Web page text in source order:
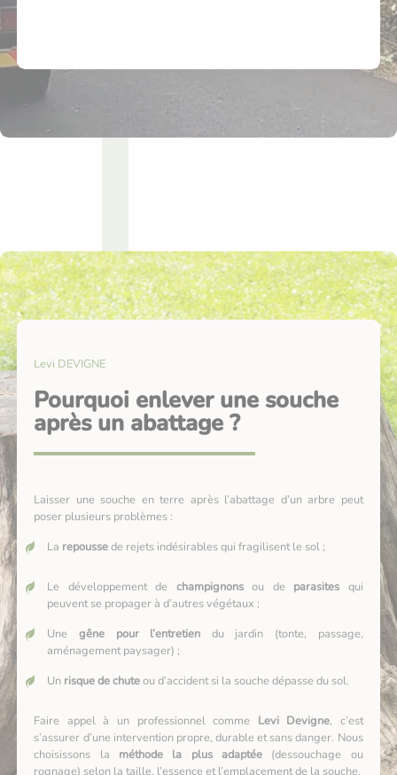
Levi DEVIGNE
Pourquoi enlever une souche
après un abattage ?
Laisser une souche en terre après l’abattage d’un arbre peut
poser plusieurs problèmes :
La repoussede rejets indésirables qui fragilisent le sol ;
Le développement de champignonsou de parasites qui
peuvent se propager à d’autres végétaux ;
Une gêne pour l’entretien du jardin (tonte, passage,
aménagement paysager) ;
Un risque de chuteou d’accident si la souche dépasse du sol.
Faire appel à un professionnel comme Levi Devigne, c’est
s’assurer d’une intervention propre, durable et sans danger. Nous
choisissons la méthode la plus adaptée (dessouchage ou
rognage) selon la taille, l’essence et l’emplacement de la souche.